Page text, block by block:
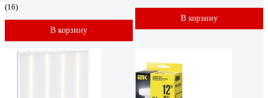
(16)
В корзину
В корзину